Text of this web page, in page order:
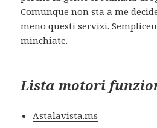
Comunque non sta a me
meno questi servizi.
minchiate.
Lista motori
Astalavista.ms